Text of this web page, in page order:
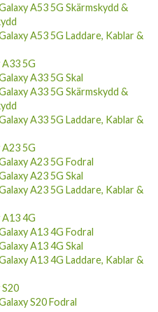
A53 5G Skärmskydd &
A53 5G Laddare, Kablar &
A33 5G
A33 5G Skal
A33 5G Skärmskydd &
A33 5G Laddare, Kablar &
A23 5G
A23 5G Fodral
A23 5G Skal
A23 5G Laddare, Kablar &
A13 4G
A13 4G Fodral
A13 4G Skal
A13 4G Laddare, Kablar &
S20
S20 Fodral